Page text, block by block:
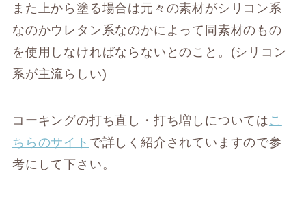
また上から塗る場合は元々の素材がシリコン系
なのかウレタン系なのかによって同素材のもの
を使用しなければならないとのこと。(シリコン
系が主流らしい)
コーキングの打ち直し・打ち増しについては こ
ちらのサイト で詳しく紹介されていますので参
考にして下さい。